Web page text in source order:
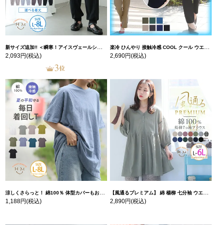
新サイズ追加!! ＜瞬寒！アイスヴェールシリーズ＞ 美脚 ジョガーパンツ 【ウェストゴム】 【ストレッチ】 | 大きいサイズの通販ならハッピーマリリン
2,093円(税込)
楽冷 ひんやり 接触冷感 COOL クール ウエストゴム 楽ちん ストレッチ 美脚 レギパン 【ストレッチ】 | 大きいサイズの通販ならハッピーマリリン
2,690円(税込)
涼しくさらっと！ 綿100％ 体型カバーもお洒落も叶える 風合いコットン ゆるシルエット ドルマン | 大きいサイズの通販ならハッピーマリリン
1,188円(税込)
【風通るプレミアム】 綿 楊柳 七分袖 ウエストギャザー ブラウス | 大きいサイズの通販ならハッピーマリリン
2,890円(税込)